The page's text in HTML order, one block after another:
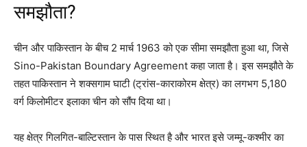
समझौता?
चीन और पाकिस्तान के बीच 2 मार्च 1963 को एक सीमा समझौता हुआ था, जिसे
Sino-Pakistan Boundary Agreementकहा जाता है। इस समझौते के
तहत पाकिस्तान ने शक्सगाम घाटी (ट्रांस-काराकोरम क्षेत्र) का लगभग 5,180
वर्ग किलोमीटर इलाका चीन को सौंप दिया था।
यह क्षेत्र गिलगित-बाल्टिस्तान के पास स्थित है और भारत इसे जम्मू-कश्मीर का